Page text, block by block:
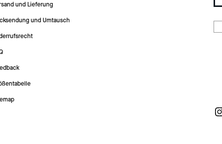
und Lieferung
und Umtausch